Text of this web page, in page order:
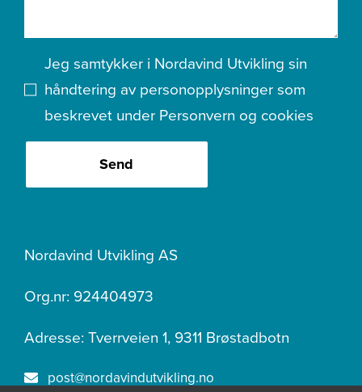
Jeg samtykker i Nordavind Utvikling sin
håndtering av personopplysninger som
beskrevet under Personvern og cookies
Send
Nordavind Utvikling AS
Org.nr: 924404973
Adresse: Tverrveien 1, 9311 Brøstadbotn
post@nordavindutvikling.no